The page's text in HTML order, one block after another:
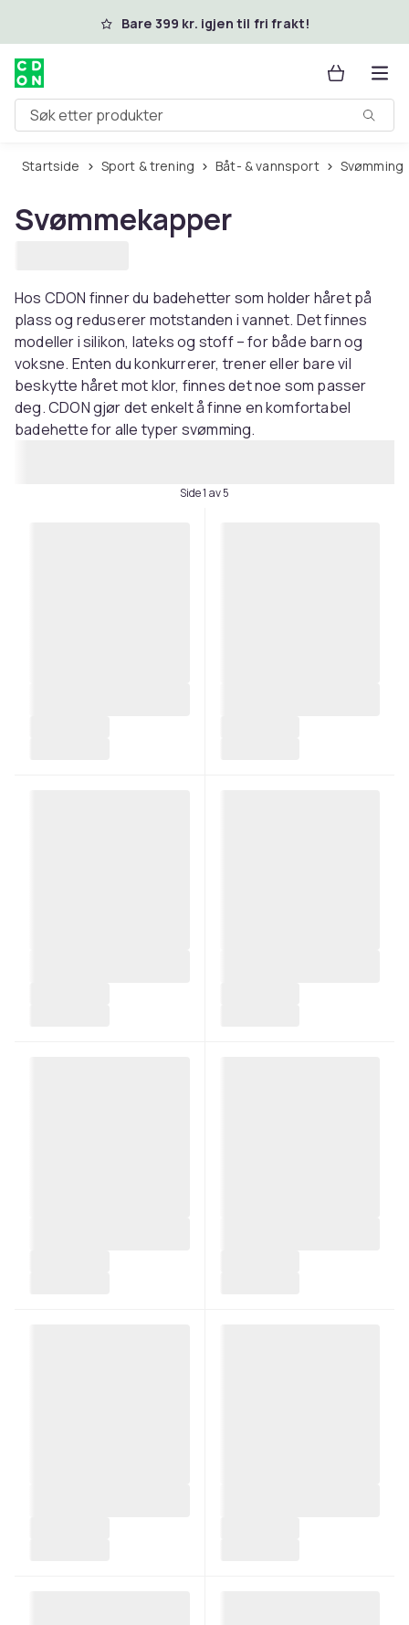
Hopp til hovedinnholdBare 399 kr. igjen til fri frakt!
Søk etter produkter
Startside Sport & trening Båt- & vannsport Svømming
Svømmekapper
Hos CDON finner du badehetter som holder håret på
plass og reduserer motstanden i vannet. Det finnes
modeller i silikon, lateks og stoff – for både barn og
voksne. Enten du konkurrerer, trener eller bare vil
beskytte håret mot klor, finnes det noe som passer
deg. CDON gjør det enkelt å finne en komfortabel
badehette for alle typer svømming.
Side 1 av 5